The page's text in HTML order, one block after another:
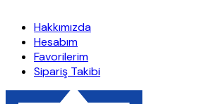
Hakkımızda
Hesabım
Favorilerim
Sipariş Takibi